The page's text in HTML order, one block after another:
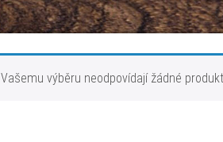
Vašemu výběru neodpovídají žádné